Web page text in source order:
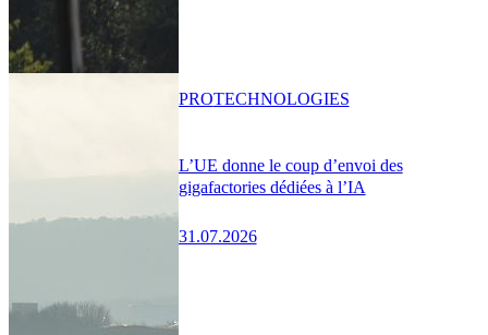
L’UE donne le coup d’envoi des
gigafactories dédiées à l’IA
31.07.2026
PROTECHNOLOGIES